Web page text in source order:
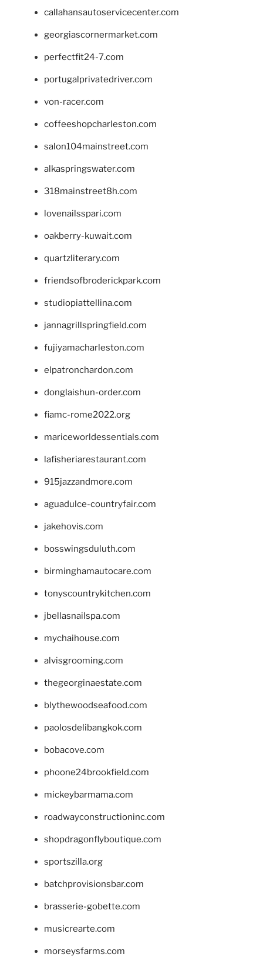
callahansautoservicecenter.com
georgiascornermarket.com
perfectfit24-7.com
portugalprivatedriver.com
von-racer.com
coffeeshopcharleston.com
salon104mainstreet.com
alkaspringswater.com
318mainstreet8h.com
lovenailsspari.com
oakberry-kuwait.com
quartzliterary.com
friendsofbroderickpark.com
studiopiattellina.com
jannagrillspringfield.com
fujiyamacharleston.com
elpatronchardon.com
donglaishun-order.com
fiamc-rome2022.org
mariceworldessentials.com
lafisheriarestaurant.com
915jazzandmore.com
aguadulce-countryfair.com
jakehovis.com
bosswingsduluth.com
birminghamautocare.com
tonyscountrykitchen.com
jbellasnailspa.com
mychaihouse.com
alvisgrooming.com
thegeorginaestate.com
blythewoodseafood.com
paolosdelibangkok.com
bobacove.com
phoone24brookfield.com
mickeybarmama.com
roadwayconstructioninc.com
shopdragonflyboutique.com
sportszilla.org
batchprovisionsbar.com
brasserie-gobette.com
musicrearte.com
morseysfarms.com